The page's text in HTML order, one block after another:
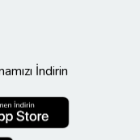
İndirin